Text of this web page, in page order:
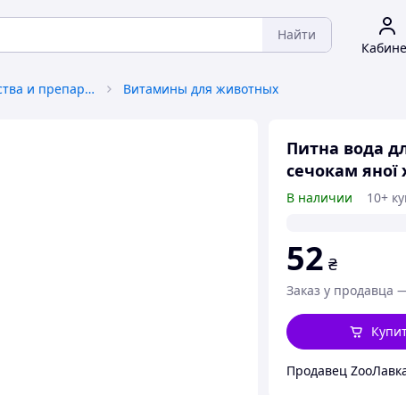
Найти
Ветеринарные средства и препараты Витамины для животных
Питна вода
сечокам яної
В наличии 10+
52 ₴
Заказ у продавца
Продавец